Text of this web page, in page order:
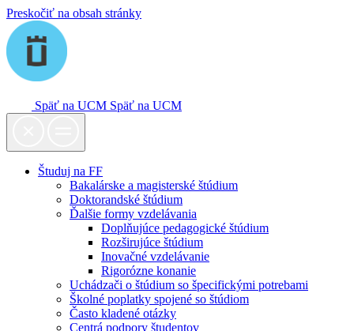
Preskočiť na obsah stránky
Späť na UCM Späť na UCM
Študuj na FF
Bakalárske a magisterské štúdium
Doktorandské štúdium
Ďalšie formy vzdelávania
Doplňujúce pedagogické štúdium
Rozširujúce štúdium
Inovačné vzdelávanie
Rigorózne konanie
Uchádzači o štúdium so špecifickými potrebami
Školné poplatky spojené so štúdiom
Často kladené otázky
Centrá podpory študentov